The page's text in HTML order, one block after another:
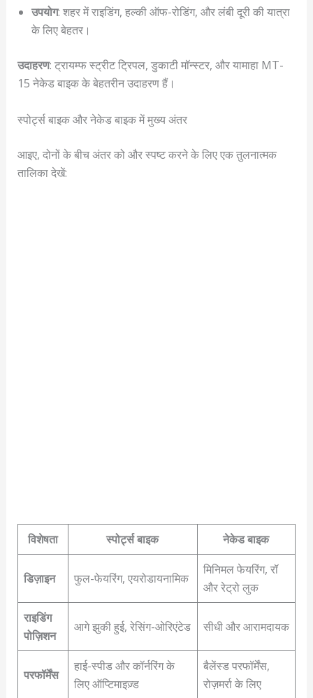
उपयोग: शहर में राइडिंग, हल्की ऑफ-रोडिंग, और लंबी दूरी की यात्रा
के लिए बेहतर।
उदाहरण: ट्रायम्फ स्ट्रीट ट्रिपल, डुकाटी मॉन्स्टर, और यामाहा MT-
15 नेकेड बाइक के बेहतरीन उदाहरण हैं।
स्पोर्ट्स बाइक और नेकेड बाइक में मुख्य अंतर
आइए, दोनों के बीच अंतर को और स्पष्ट करने के लिए एक तुलनात्मक
तालिका देखें:
विशेषता स्पोर्ट्स बाइक नेकेड बाइक
डिज़ाइन फुल-फेयरिंग, एयरोडायनामिक
मिनिमल फेयरिंग, रॉ
और रेट्रो लुक
राइडिंग
पोज़िशन
आगे झुकी हुई, रेसिंग-ओरिएंटेड सीधी और आरामदायक
परफॉर्मेंस
हाई-स्पीड और कॉर्नरिंग के
लिए ऑप्टिमाइज़्ड
बैलेंस्ड परफॉर्मेंस,
रोज़मर्रा के लिए